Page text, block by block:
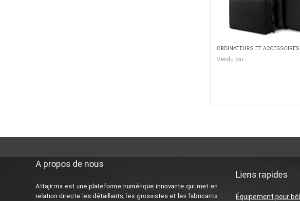
ORDINATEURS ET ACCESSOIRES
Vendu par
A propos de nous
Attajir.ma est une plateforme numérique innovante qui met en
relation directe les détaillants, les grossistes et les fabricants
Liens rapides
Équipement pour